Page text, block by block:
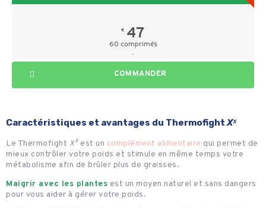
€ 47
60 comprimés
-
COMMANDER
Caractéristiques et avantages du ThermofightXˣ
Le Thermofight Xˣest un complément alimentaire qui permet de
mieux contrôler votre poids et stimule en même temps votre
métabolisme afin de brûler plus de graisses.
Maigrir avec les plantes est un moyen naturel et sans dangers
pour vous aider à gérer votre poids.